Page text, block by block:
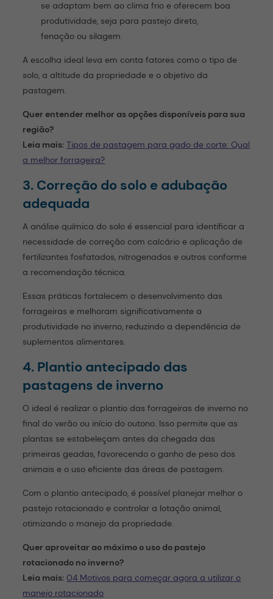
se adaptam bem ao clima frio e oferecem boa
produtividade, seja para pastejo direto,
fenação ou silagem.
A escolha ideal leva em conta fatores como o tipo de
solo, a altitude da propriedade e o objetivo da
pastagem.
Quer entender melhor as opções disponíveis para sua
região?
Leia mais: Tipos de pastagem para gado de corte: Qual
a melhor forrageira?
3. Correção do solo e adubação
adequada
A análise química do solo é essencial para identificar a
necessidade de correção com calcário e aplicação de
fertilizantes fosfatados, nitrogenados e outros conforme
a recomendação técnica.
Essas práticas fortalecem o desenvolvimento das
forrageiras e melhoram significativamente a
produtividade no inverno, reduzindo a dependência de
suplementos alimentares.
4. Plantio antecipado das
pastagens de inverno
O ideal é realizar o plantio das forrageiras de inverno no
final do verão ou início do outono. Isso permite que as
plantas se estabeleçam antes da chegada das
primeiras geadas, favorecendo o ganho de peso dos
animais e o uso eficiente das áreas de pastagem.
Com o plantio antecipado, é possível planejar melhor o
pastejo rotacionado e controlar a lotação animal,
otimizando o manejo da propriedade.
Quer aproveitar ao máximo o uso do pastejo
rotacionado no inverno?
Leia mais: 04 Motivos para começar agora a utilizar o
manejo rotacionado